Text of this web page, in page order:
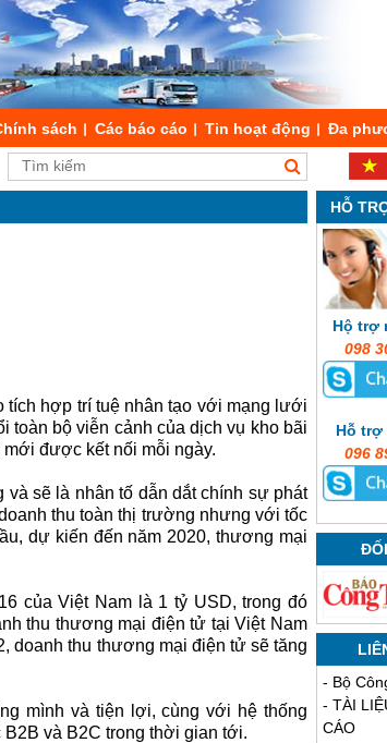
sách Các báo cáo Tin hoạt động Đa
tích hợp trí tuệ nhân tạo với mạng lưới
toàn bộ viễn cảnh của dịch vụ kho bãi
được kết nối mỗi ngày.
sẽ là nhân tố dẫn dắt chính sự phát
thu toàn thị trường nhưng với tốc
dự kiến đến năm 2020, thương mại
của Việt Nam là 1 tỷ USD, trong đó
thu thương mại điện tử tại Việt Nam
doanh thu thương mại điện tử sẽ tăng
mình và tiện lợi, cùng với hệ thống
và B2C trong thời gian tới.
HỖ
Hộ trợ
098
Hỗ trợ
096
- Bộ
- TÀI
CÁO